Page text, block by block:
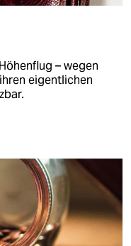
– wegen
eigentlichen